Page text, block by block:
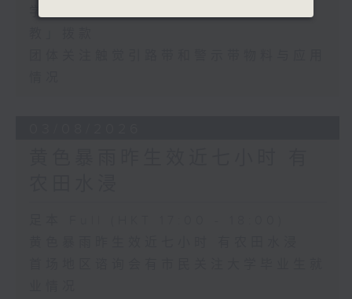
学界探讨以联校协作模式运用「智启学